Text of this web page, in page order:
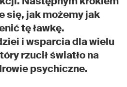
się, jak możemy jak
tę ławkę.
i wsparcia dla wielu
rzucił światło na
psychiczne.